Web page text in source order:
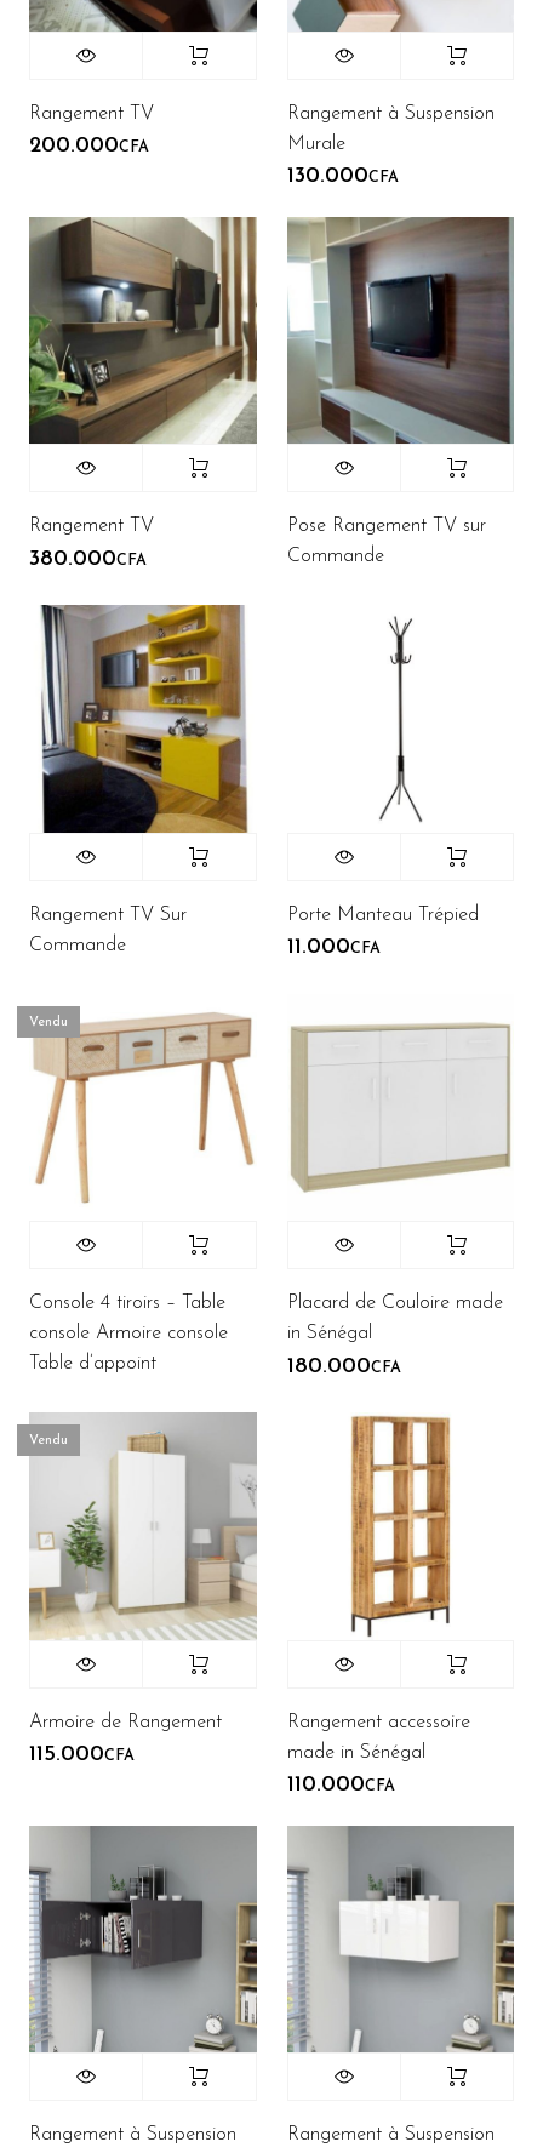
Rangement TV
200.000CFA
Rangement à Suspension
Murale
130.000CFA
Rangement TV
380.000CFA
Pose Rangement TV sur
Commande
Rangement TV Sur
Commande
Porte Manteau Trépied
11.000CFA
Vendu
Console 4 tiroirs – Table
console Armoire console
Table d’appoint
Placard de Couloire made
in Sénégal
180.000CFA
Vendu
Armoire de Rangement
115.000CFA
Rangement accessoire
made in Sénégal
110.000CFA
Rangement à Suspension
Rangement à Suspension